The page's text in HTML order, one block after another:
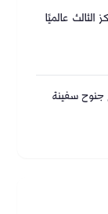
عالميًا
سفينة